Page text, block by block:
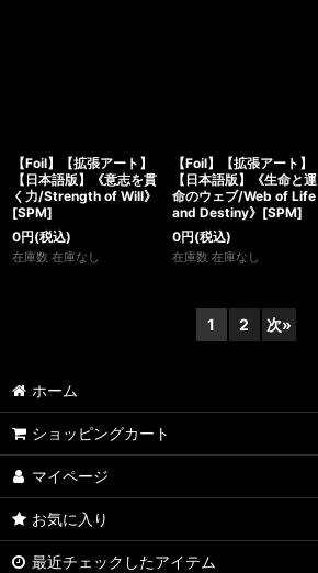
【Foil】【拡張アート】
【日本語版】《意志を貫
く力/Strength of Will》
[SPM]
0円(税込)
在庫数 在庫なし
【Foil】【拡張アート】
【日本語版】《生命と運
命のウェブ/Web of Life
and Destiny》[SPM]
0円(税込)
在庫数 在庫なし
1 2 次»
ホーム
ショッピングカート
マイページ
お気に入り
最近チェックしたアイテム